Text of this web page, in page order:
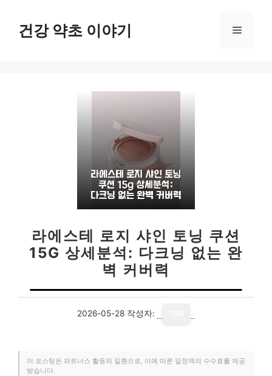
건강 약초 이야기 메
라에스테 로지 샤인 토닝 쿠션
15G 상세분석: 다크닝 없는 완
벽 커버력
2026-05-28 작성자:
이 포스팅은 파트너스 활동의 일환으로, 이에 따른 일정액의 수수료를 제공
받습니다.